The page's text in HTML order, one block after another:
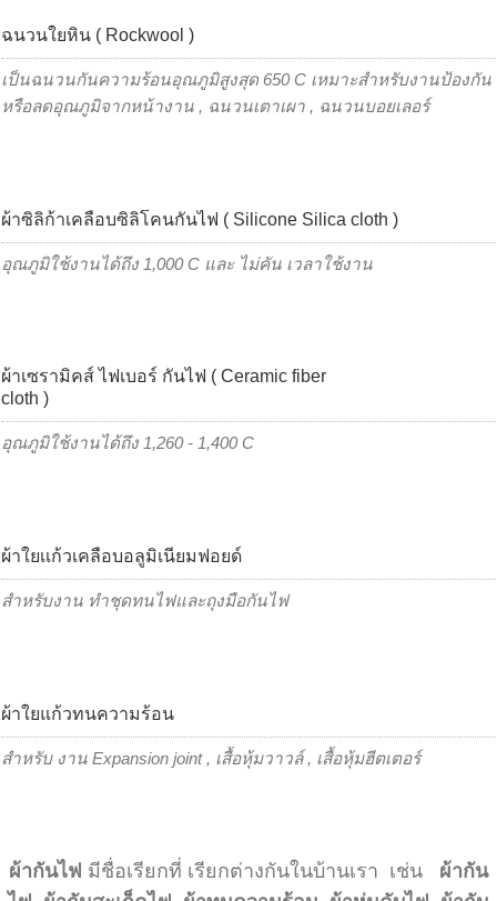
ฉนวนใยหิน ( Rockwool )
เป็นฉนวนกันความร้อนอุณภูมิสูงสุด 650 C เหมาะสำหรับงานป้องกัน
หรือลดอุณภูมิจากหน้างาน , ฉนวนเตาเผา , ฉนวนบอยเลอร์
ผ้าซิลิก้าเคลือบซิลิโคนกันไฟ ( Silicone Silica cloth )
อุณภูมิใช้งานได้ถึง 1,000 C และ ไม่คัน เวลาใช้งาน
ผ้าเซรามิคส์ ไฟเบอร์ กันไฟ ( Ceramic fiber
cloth )
อุณภูมิใช้งานได้ถึง 1,260 - 1,400 C
ผ้าใยเเก้วเคลือบอลูมิเนียมฟอยด์
สำหรับงาน ทำชุดทนไฟและถุงมือกันไฟ
ผ้าใยแก้วทนความร้อน
สำหรับ งาน Expansion joint , เสื้อหุ้มวาวล์ , เสื้อหุ้มฮีตเตอร์
ผ้ากันไฟ มีชื่อเรียกที่ เรียกต่างกันในบ้านเรา เช่น
ผ้ากัน